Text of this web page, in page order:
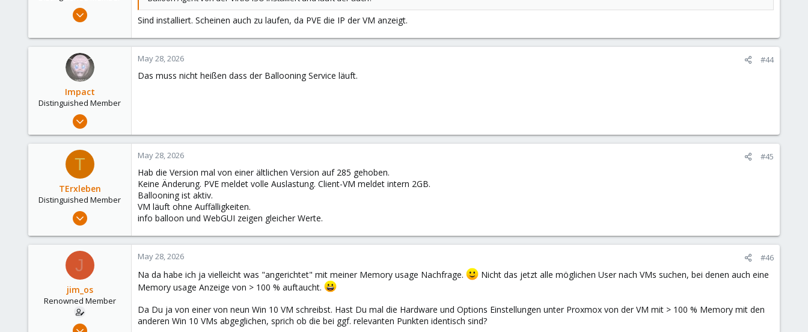
Oct 20, 2008
324
Hamburg
Sind installiert. Scheinen auch zu laufen, da PVE die IP der VM anzeigt.
Impact
Distinguished Member
Sep 12, 2022
1,209
May 28, 2026 #44
Das muss nicht heißen dass der Ballooning Service läuft.
T
TErxleben
Distinguished Member
Oct 20, 2008
324
Hamburg
May 28, 2026 #45
Hab die Version mal von einer ältlichen Version auf 285 gehoben.
Keine Änderung. PVE meldet volle Auslastung. Client-VM meldet intern 2GB.
Ballooning ist aktiv.
VM läuft ohne Auffälligkeiten.
info balloon und WebGUI zeigen gleicher Werte.
J
jim_os
Renowned Member
Oct 8, 2022
May 28, 2026 #46
Na da habe ich ja vielleicht was "angerichtet" mit meiner Memory usage Nachfrage.
Nicht das jetzt alle möglichen User nach VMs suchen, bei denen auch eine
Memory usage Anzeige von > 100 % auftaucht.
Da Du ja von einer von neun Win 10 VM schreibst. Hast Du mal die Hardware und Options Einstellungen unter Proxmox von der VM mit > 100 % Memory mit den
anderen Win 10 VMs abgeglichen, sprich ob die bei ggf. relevanten Punkten identisch sind?